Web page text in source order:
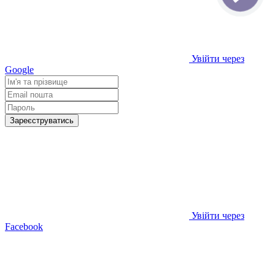
Увійти через
Google
Зареєструватись
Увійти через
Facebook